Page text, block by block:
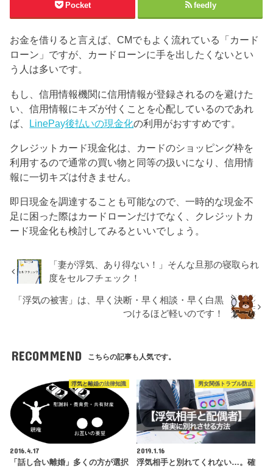
Pocket feedly
お金を借りると言えば、CMでもよく流れている「カード
ローン」ですが、カードローンに手を出したくないとい
う人は多いです。
もし、信用情報機関に信用情報が登録されるのを避けた
い、信用情報にキズが付くことを心配しているのであれ
ば、 LinePay後払いの現金化の利用がおすすめです。
クレジットカード現金化は、カードのショッピング枠を
利用するので通常の買い物と同等の扱いになり、信用情
報に一切キズは付きません。
即日現金を調達することも可能なので、一時的な現金不
足に困った際はカードローンだけでなく、クレジットカ
ード現金化も検討してみるといいでしょう。
「妻が浮気、あり得ない！」そんな旦那の寝取られ
度をセルフチェック！
「浮気の被害」は、早く決断・早く相談・早く白黒
つけるほど軽いのです！
RECOMMEND こちらの記事も人気です。
浮気と離婚の法律知識
2016.4.17
「話し合い離婚」多くの方が選択
男女関係トラブル防止
2019.1.16
浮気相手と別れてくれない…。確